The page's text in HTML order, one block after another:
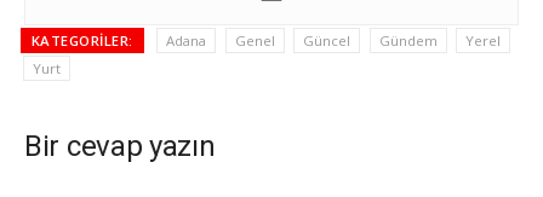
KATEGORILER: Adana Genel Güncel Gündem
Yerel
Yurt
Bir cevap yazın